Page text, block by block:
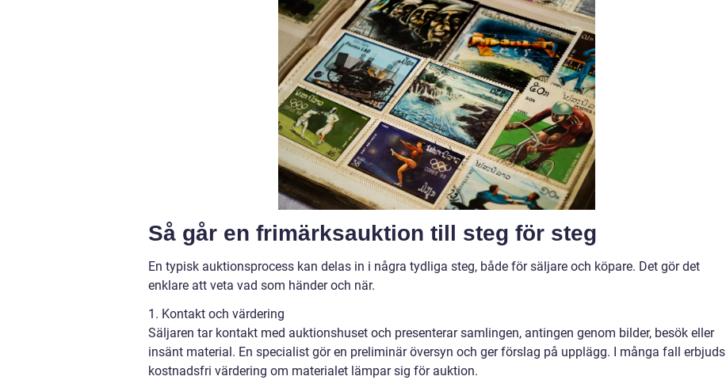
Så går en frimärksauktion till steg för steg
En typisk auktionsprocess kan delas in i några tydliga steg, både för säljare och köpare. Det gör det
enklare att veta vad som händer och när.
1. Kontakt och värdering
Säljaren tar kontakt med auktionshuset och presenterar samlingen, antingen genom bilder, besök eller
insänt material. En specialist gör en preliminär översyn och ger förslag på upplägg. I många fall erbjuds
kostnadsfri värdering om materialet lämpar sig för auktion.